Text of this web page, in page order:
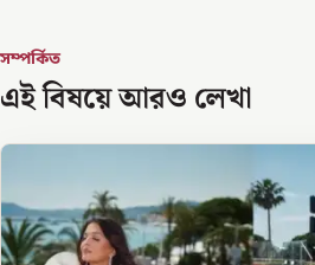
সম্পর্কিত
এই বিষয়ে আরও লেখা